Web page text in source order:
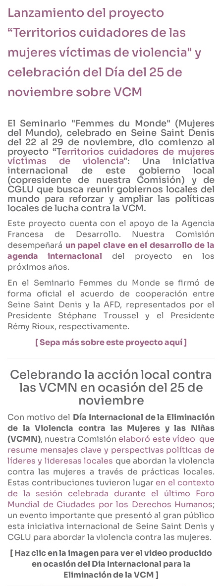
Lanzamiento del proyecto
“Territorios cuidadores de las
mujeres víctimas de violencia" y
celebración del Día del 25 de
noviembre sobre VCM
El Seminario "Femmes du Monde" (Mujeres
del Mundo), celebrado en Seine Saint Denis
del 22 al 29 de noviembre, dio comienzo al
proyecto “Territorios cuidadores de mujeres
víctimas de violencia": Una iniciativa
internacional de este gobierno local
(copresidente de nuestra Comisión) y de
CGLU que busca reunir gobiernos locales del
mundo para reforzar y ampliar las políticas
locales de lucha contra la VCM.
Este proyecto cuenta con el apoyo de la Agencia
Francesa de Desarrollo. Nuestra Comisión
desempeñará un papel clave en el desarrollo de la
agenda internacional del proyecto en los
próximos años.
En el Seminario Femmes du Monde se firmó de
forma oficial el acuerdo de cooperación entre
Seine Saint Denis y la AFD, representados por el
Presidente Stéphane Troussel y el Presidente
Rémy Rioux, respectivamente.
[ Sepa más sobre este proyecto aquí ]
Celebrando la acción local contra
las VCMN en ocasión del 25 de
noviembre
Con motivo del Día Internacional de la Eliminación
de la Violencia contra las Mujeres y las Niñas
(VCMN), nuestra Comisión elaboró este vídeo que
resume mensajes clave y perspectivas políticas de
líderes y lideresas locales que abordan la violencia
contra las mujeres a través de prácticas locales.
Estas contribuciones tuvieron lugar en el contexto
de la sesión celebrada durante el último Foro
Mundial de Ciudades por los Derechos Humanos;
un evento importante que presentó al gran público
esta iniciativa internacional de Seine Saint Denis y
CGLU para abordar la violencia contra las mujeres.
[ Haz clic en la imagen para ver el video producido
en ocasión del Dia Internacional para la
Eliminación de la VCM ]